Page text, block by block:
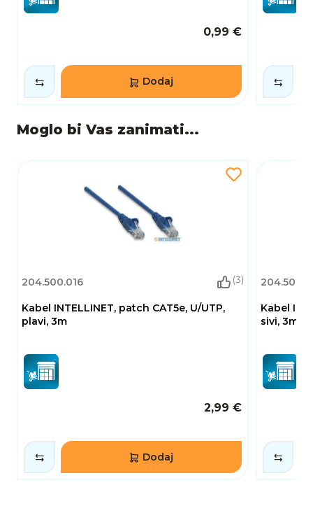
0,99 €
Dodaj
Moglo bi Vas zanimati...
204.500.016 (3)
Kabel INTELLINET, patch CAT5e, U/UTP,
plavi, 3m
2,99 €
Dodaj
Kabel
sivi, 3m